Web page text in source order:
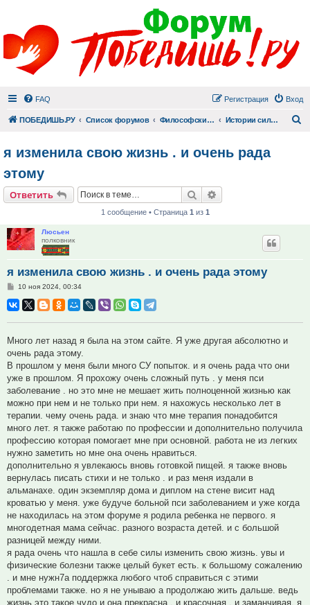
FAQ Вход
Регистрация
ПОБЕДИШЬ.РУ Список форумов Философский раздел Истории сильных людей
я изменила свою жизнь . и очень рада
этому
Ответить Поиск
1 сообщение • Страница 1 из 1
Люсьен
полковник
я изменила свою жизнь . и очень рада этому
Сообщение
10 ноя 2024, 00:34
Много лет назад я была на этом сайте. Я уже другая абсолютно и
очень рада этому.
В прошлом у меня были много СУ попыток. и я очень рада что они
уже в прошлом. Я прохожу очень сложный путь . у меня пси
заболевание . но это мне не мешает жить полноценной жизнью как
можно при нем и не только при нем. я нахожусь несколько лет в
терапии. чему очень рада. и знаю что мне терапия понадобится
много лет. я также работаю по профессии и дополнительно получила
профессию которая помогает мне при основной. работа не из легких
нужно заметить но мне она очень нравиться.
дополнительно я увлекаюсь вновь готовкой пищей. я также вновь
вернулась писать стихи и не только . и раз меня издали в
альманахе. один экземпляр дома и диплом на стене висит над
кроватью у меня. уже будуче больной пси заболеванием и уже когда
не находилась на этом форуме я родила ребенка не первого. я
многодетная мама сейчас. разного возраста детей. и с большой
разницей между ними.
я рада очень что нашла в себе силы изменить свою жизнь. увы и
физические болезни также целый букет есть. к большому сожалению
. и мне нужн7а поддержка любого чтоб справиться с этими
проблемами также. но я не унываю а продолжаю жить дальше. ведь
жизнь это такое чудо и она прекрасна . и красочная . и заманчивая. я